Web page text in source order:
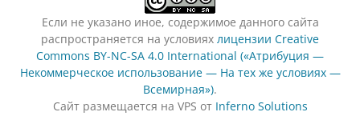
Если не указано иное, содержимое данного сайта
распространяется на условиях лицензии Creative
Commons BY-NC-SA 4.0 International («Атрибуция —
Некоммерческое использование — На тех же условиях —
Всемирная»).
Сайт размещается на VPS от Inferno Solutions